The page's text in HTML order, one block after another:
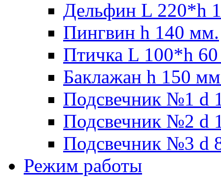
Дельфин L 220*h
Пингвин h 140 мм.
Птичка L 100*h
Баклажан h 150
Подсвечник №1 d
Подсвечник №2 d
Подсвечник №3 d
Режим работы